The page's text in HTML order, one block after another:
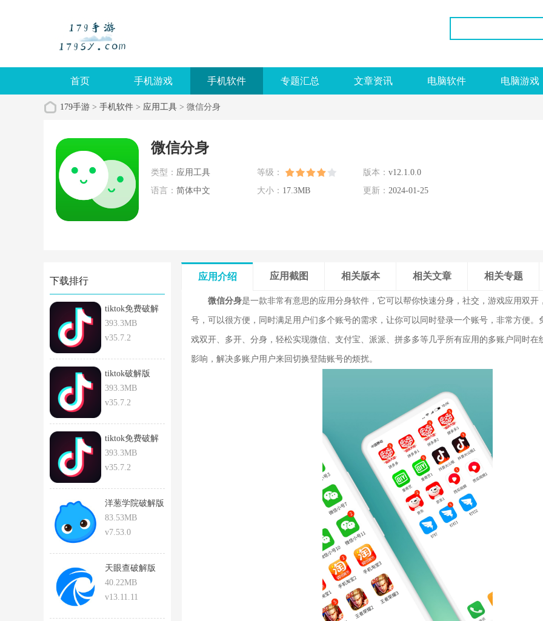
首页 手机游戏 手机软件 专题汇总 文章资讯 电脑软件 电脑游戏
179手游 > 手机软件 > 应用工具 > 微信分身
微信分身
类型： 应用工具 等级： 版本： v12.1.0.0
语言： 简体中文 大小： 17.3MB 更新： 2024-01-25
下载排行
tiktok免费破解
版
393.3MB
v35.7.2
tiktok破解版
393.3MB
v35.7.2
tiktok免费破解
版安卓
393.3MB
v35.7.2
洋葱学院破解版
83.53MB
v7.53.0
天眼查破解版
40.22MB
v13.11.11
应用介绍 应用截图 相关版本 相关文章 相关专题
微信分身是一款非常有意思的应用分身软件，它可以帮你快速分身，社交，游戏应用双开
号，可以很方便，同时满足用户们多个账号的需求，让你可以同时登录一个账号，非常方便。
戏双开、多开、分身，轻松实现微信、支付宝、派派、拼多多等几乎所有应用的多账户同时在
影响，解决多账户用户来回切换登陆账号的烦扰。